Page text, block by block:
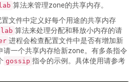
算法来管理zone的共享内存。
文件中定义好每个用途的共享内存
算法来处理分配和释放小内存的请
进程会检查配置文件中是否有增加新
请一个共享内存给新zone。有多条指令
gossip 指令的示例。具体使用请参考